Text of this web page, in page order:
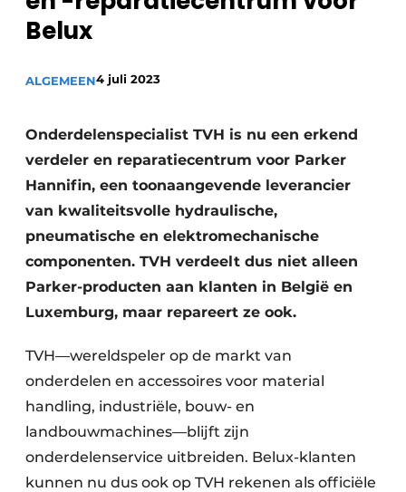
Privacy / Cookie statement
Vacature aanmelden
Vacatures
Belux
ALGEMEEN4 juli 2023
Onderdelenspecialist TVH is nu een erkend
verdeler en reparatiecentrum voor Parker
Hannifin, een toonaangevende leverancier
van kwaliteitsvolle hydraulische,
pneumatische en elektromechanische
componenten. TVH verdeelt dus niet alleen
Parker-producten aan klanten in België en
Luxemburg, maar repareert ze ook.
TVH—wereldspeler op de markt van
onderdelen en accessoires voor material
handling, industriële, bouw- en
landbouwmachines—blijft zijn
onderdelenservice uitbreiden. Belux-klanten
kunnen nu dus ook op TVH rekenen als officiële